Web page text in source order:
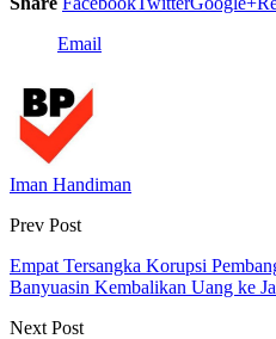
Email
Iman Handiman
Prev Post
Empat Tersangka Korupsi
Banyuasin Kembalikan Uang ke
Next Post